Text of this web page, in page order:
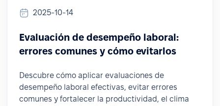
2025-10-14
Evaluación de desempeño laboral:
errores comunes y cómo evitarlos
Descubre cómo aplicar evaluaciones de
desempeño laboral efectivas, evitar errores
comunes y fortalecer la productividad, el clima